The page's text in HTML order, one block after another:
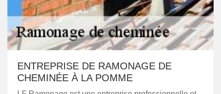
ENTREPRISE DE RAMONAGE DE
CHEMINÉE À LA POMME